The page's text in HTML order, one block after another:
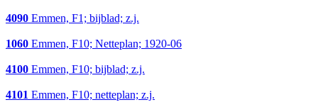
4090 Emmen, F1; bijblad; z.j.
1060 Emmen, F10; Netteplan; 1920-06
4100 Emmen, F10; bijblad; z.j.
4101 Emmen, F10; netteplan; z.j.